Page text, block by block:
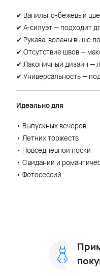
✔ Ванильно-бежевый
✔ А-силуэт — подходит
✔ Рукава-воланы выше
✔ Отсутствие швов —
✔ Лаконичный дизайн —
✔ Универсальность —
Идеально для
• Выпускных вечеров
• Летних торжеств
• Повседневной носки
• Свиданий и
• Фотосессий